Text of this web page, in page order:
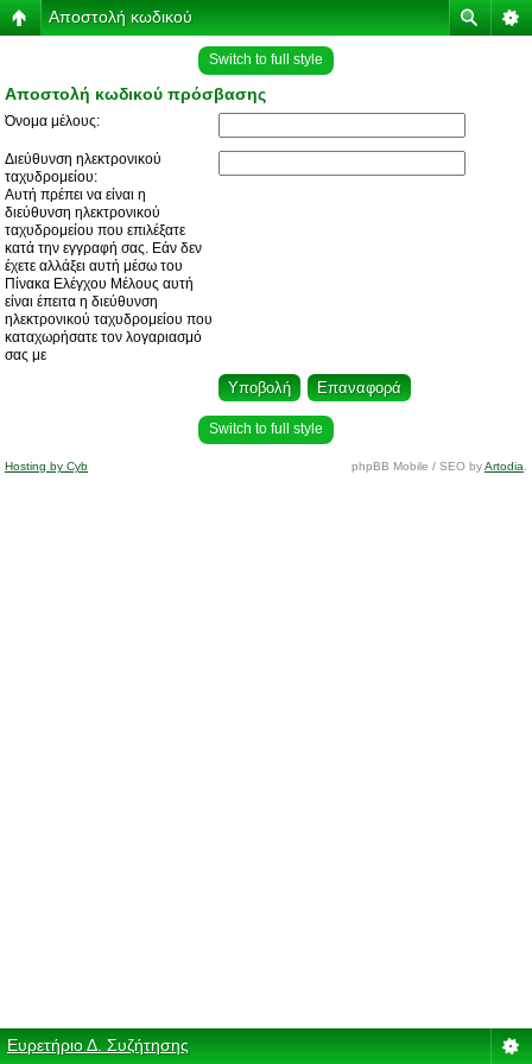
Αποστολή κωδικού
Switch to full style
Αποστολή κωδικού πρόσβασης
Όνομα μέλους:
Διεύθυνση ηλεκτρονικού
ταχυδρομείου:
Αυτή πρέπει να είναι η
διεύθυνση ηλεκτρονικού
ταχυδρομείου που επιλέξατε
κατά την εγγραφή σας. Εάν δεν
έχετε αλλάξει αυτή μέσω του
Πίνακα Ελέγχου Μέλους αυτή
είναι έπειτα η διεύθυνση
ηλεκτρονικού ταχυδρομείου που
καταχωρήσατε τον λογαριασμό
σας με
Switch to full style
Hosting by Cyb phpBB Mobile / SEO byArtodia
Ευρετήριο Δ. Συζήτησης